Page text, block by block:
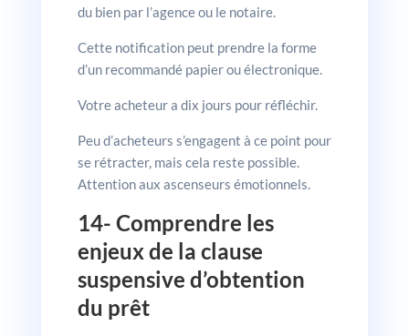
du bien par l’agence ou le notaire.
Cette notification peut prendre la forme
d’un recommandé papier ou électronique.
Votre acheteur a dix jours pour réfléchir.
Peu d’acheteurs s’engagent à ce point pour
se rétracter, mais cela reste possible.
Attention aux ascenseurs émotionnels.
14- Comprendre les
enjeux de la clause
suspensive d’obtention
du prêt